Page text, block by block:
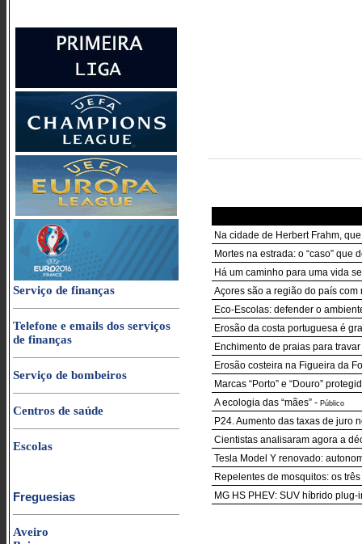
Serviço de finanças
Telefone e emails dos serviços
de finanças
Serviço de bombeiros
Centros de saúde
Escolas
Freguesias
Aveiro
Na cidade de Herbert Frahm,
Mortes na estrada: o “caso” que
Há um caminho para uma vida
Açores são a região do país
Eco-Escolas: defender o
Erosão da costa portuguesa é
Enchimento de praias para
Erosão costeira na Figueira da
Marcas “Porto” e “Douro”
A ecologia das “mães” - Público
P24. Aumento das taxas de juro
Cientistas analisaram agora a
Tesla Model Y renovado:
Repelentes de mosquitos: os
MG HS PHEV: SUV híbrido